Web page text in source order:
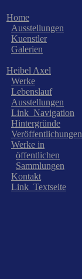
Home
Ausstellungen
Kuenstler
Galerien
Heibel Axel
Werke
Lebenslauf
Ausstellungen
Link_Navigation
Hintergründe
Veröffentlichungen
Werke in
öffentlichen
Sammlungen
Kontakt
Link_Textseite